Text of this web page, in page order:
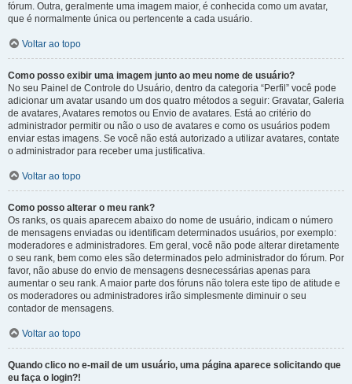
fórum. Outra, geralmente uma imagem maior, é conhecida como um avatar,
que é normalmente única ou pertencente a cada usuário.
Voltar ao topo
Como posso exibir uma imagem junto ao meu nome de usuário?
No seu Painel de Controle do Usuário, dentro da categoria “Perfil” você pode
adicionar um avatar usando um dos quatro métodos a seguir: Gravatar, Galeria
de avatares, Avatares remotos ou Envio de avatares. Está ao critério do
administrador permitir ou não o uso de avatares e como os usuários podem
enviar estas imagens. Se você não está autorizado a utilizar avatares, contate
o administrador para receber uma justificativa.
Voltar ao topo
Como posso alterar o meu rank?
Os ranks, os quais aparecem abaixo do nome de usuário, indicam o número
de mensagens enviadas ou identificam determinados usuários, por exemplo:
moderadores e administradores. Em geral, você não pode alterar diretamente
o seu rank, bem como eles são determinados pelo administrador do fórum. Por
favor, não abuse do envio de mensagens desnecessárias apenas para
aumentar o seu rank. A maior parte dos fóruns não tolera este tipo de atitude e
os moderadores ou administradores irão simplesmente diminuir o seu
contador de mensagens.
Voltar ao topo
Quando clico no e-mail de um usuário, uma página aparece solicitando que
eu faça o login?!